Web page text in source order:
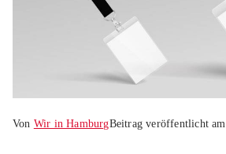
Von Wir in HamburgBeitrag veröffentlicht am